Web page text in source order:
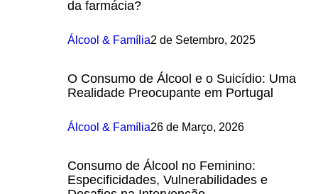
da farmácia?
Álcool & Família2 de Setembro, 2025
O Consumo de Álcool e o Suicídio: Uma
Realidade Preocupante em Portugal
Álcool & Família26 de Março, 2026
Consumo de Álcool no Feminino:
Especificidades, Vulnerabilidades e